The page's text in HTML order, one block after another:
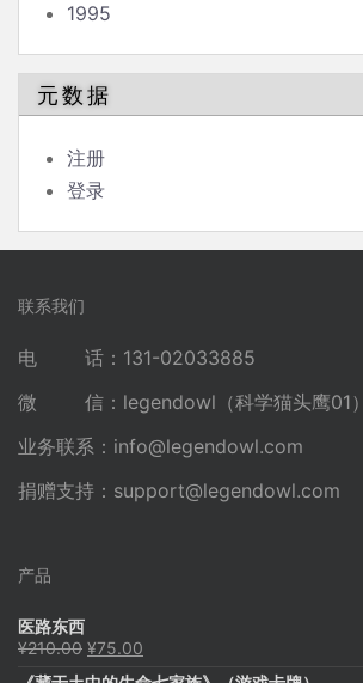
1995
元数据
注册
登录
联系我们
电 话：131-02033885
微 信：legendowl（科学猫头鹰01）
业务联系： info@legendowl.com
捐赠支持： support@legendowl.com
产品
医路东西
¥210.00 原
¥75.00